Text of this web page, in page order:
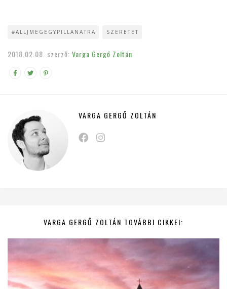
#ALLJMEGEGYPILLANATRA SZERETET
2018.02.08. szerző: Varga Gergő Zoltán
VARGA GERGŐ ZOLTÁN
VARGA GERGŐ ZOLTÁN TOVÁBBI CIKKEI: